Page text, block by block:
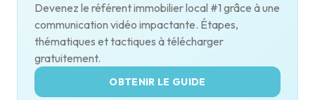
Devenez le référent immobilier local #1 grâce à une
communication vidéo impactante. Étapes,
thématiques et tactiques à télécharger
gratuitement.
OBTENIR LE GUIDE